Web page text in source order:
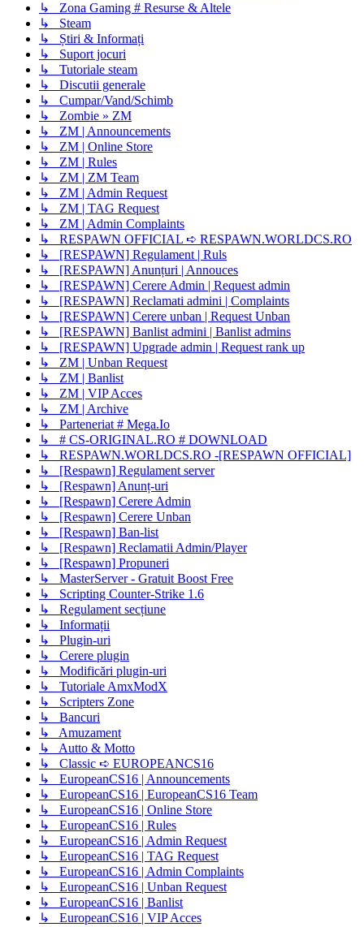
↳ Zona Gaming # Resurse & Altele
↳ Steam
↳ Știri & Informați
↳ Suport jocuri
↳ Tutoriale steam
↳ Discutii generale
↳ Cumpar/Vand/Schimb
↳ Zombie » ZM
↳ ZM | Announcements
↳ ZM | Online Store
↳ ZM | Rules
↳ ZM | ZM Team
↳ ZM | Admin Request
↳ ZM | TAG Request
↳ ZM | Admin Complaints
↳ RESPAWN OFFICIAL ➪ RESPAWN.WORLDCS.RO
↳ [RESPAWN] Regulament | Ruls
↳ [RESPAWN] Anunțuri | Annouces
↳ [RESPAWN] Cerere Admin | Request admin
↳ [RESPAWN] Reclamati admini | Complaints
↳ [RESPAWN] Cerere unban | Request Unban
↳ [RESPAWN] Banlist admini | Banlist admins
↳ [RESPAWN] Upgrade admin | Request rank up
↳ ZM | Unban Request
↳ ZM | Banlist
↳ ZM | VIP Acces
↳ ZM | Archive
↳ Parteneriat # Mega.Io
↳ # CS-ORIGINAL.RO # DOWNLOAD
↳ RESPAWN.WORLDCS.RO -[RESPAWN OFFICIAL]
↳ [Respawn] Regulament server
↳ [Respawn] Anunț-uri
↳ [Respawn] Cerere Admin
↳ [Respawn] Cerere Unban
↳ [Respawn] Ban-list
↳ [Respawn] Reclamatii Admin/Player
↳ [Respawn] Propuneri
↳ MasterServer - Gratuit Boost Free
↳ Scripting Counter-Strike 1.6
↳ Regulament secțiune
↳ Informații
↳ Plugin-uri
↳ Cerere plugin
↳ Modificări plugin-uri
↳ Tutoriale AmxModX
↳ Scripters Zone
↳ Bancuri
↳ Amuzament
↳ Autto & Motto
↳ Classic ➪ EUROPEANCS16
↳ EuropeanCS16 | Announcements
↳ EuropeanCS16 | EuropeanCS16 Team
↳ EuropeanCS16 | Online Store
↳ EuropeanCS16 | Rules
↳ EuropeanCS16 | Admin Request
↳ EuropeanCS16 | TAG Request
↳ EuropeanCS16 | Admin Complaints
↳ EuropeanCS16 | Unban Request
↳ EuropeanCS16 | Banlist
↳ EuropeanCS16 | VIP Acces